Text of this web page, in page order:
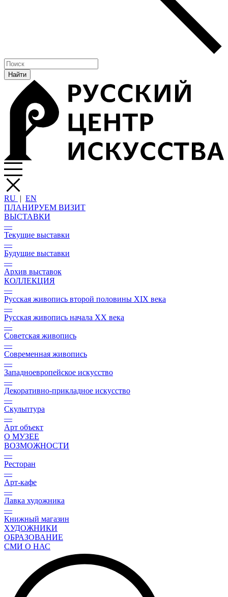
RU | EN
ПЛАНИРУЕМ ВИЗИТ
ВЫСТАВКИ
—
Текущие выставки
—
Будущие выставки
—
Архив выставок
КОЛЛЕКЦИЯ
—
Русская живопись второй половины XIX века
—
Русская живопись начала XX века
—
Советская живопись
—
Современная живопись
—
Западноевропейское искусство
—
Декоративно-прикладное искусство
—
Скульптура
—
Арт объект
О МУЗЕЕ
ВОЗМОЖНОСТИ
—
Ресторан
—
Арт-кафе
—
Лавка художника
—
Книжный магазин
ХУДОЖНИКИ
ОБРАЗОВАНИЕ
СМИ О НАС